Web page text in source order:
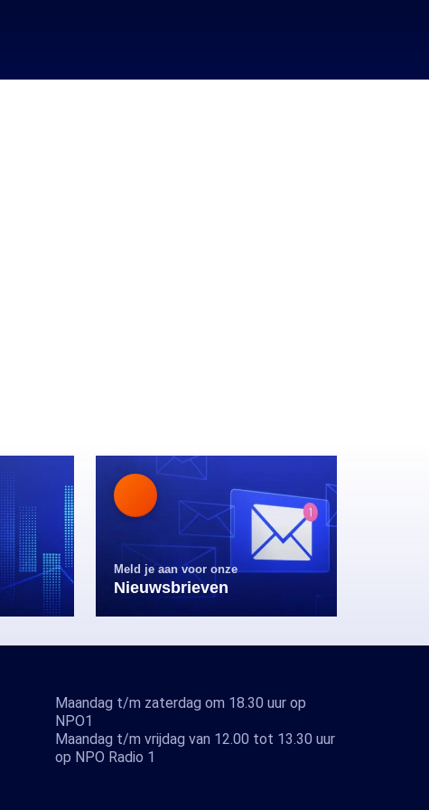
Meld je aan voor onze
Nieuwsbrieven
Maandag t/m zaterdag om 18.30 uur op
NPO1
Maandag t/m vrijdag van 12.00 tot 13.30 uur
op NPO Radio 1